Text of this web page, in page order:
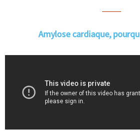
Amylose cardiaque,